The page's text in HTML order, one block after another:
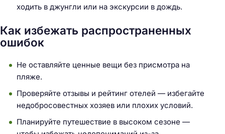
ходить в джунгли или на экскурсии в дождь.
Как избежать распространенных
ошибок
Не оставляйте ценные вещи без присмотра на
пляже.
Проверяйте отзывы и рейтинг отелей — избегайте
недобросовестных хозяев или плохих условий.
Планируйте путешествие в высоком сезоне —